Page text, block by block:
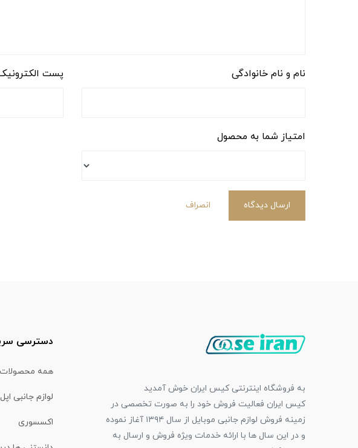
نام و نام خانوادگی پست
امتیاز شما به محصول
ارسال دیدگاه انصراف
به فروشگاه اینترنتی کیس ایران خوش آمدید
کیس ایران فعالیت فروش خود را به صورت تخصصی در
زمینه فروش لوازم جانبی موبایل از سال ۱۳۹۴ آغاز نموده
و در این سال ها با ارائه خدمات ویژه فروش و ارسال به
دسترسی
همه محصولات
لوازم جانبی
اکسسوری